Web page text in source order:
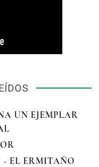
UN EJEMPLAR
EL ERMITAÑO